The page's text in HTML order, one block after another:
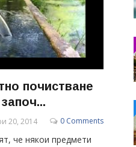
почистване
20, 2014 0 Comments
че някои предмети